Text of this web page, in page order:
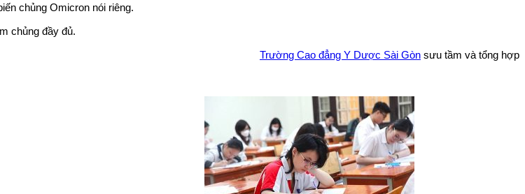
chủng Omicron nói riêng.
chủng đầy đủ.
Trường Cao đẳng Y Dược Sài Gòn sưu tầm và tổng hợp